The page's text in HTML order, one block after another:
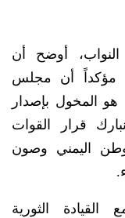
أوضح أن
مؤكداً أن مجلس
هو المخول بإصدار
نبارك قرار القوات
اليمني وصون
الثورية